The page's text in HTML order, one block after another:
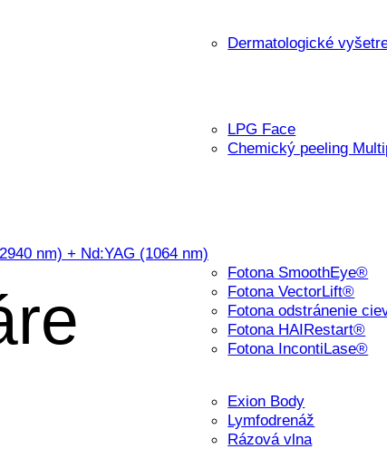
Dermatologické
LPG Face
Chemický peeling
nm) + Nd:YAG (1064 nm)
Fotona SmoothEye®
Fotona VectorLift®
Fotona odstránenie
Fotona HAIRestart®
Fotona IncontiLase®
Exion Body
Lymfodrenáž
Rázová vlna